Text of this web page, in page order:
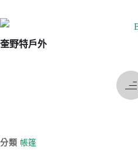
奎野特戶外
分類 帳篷